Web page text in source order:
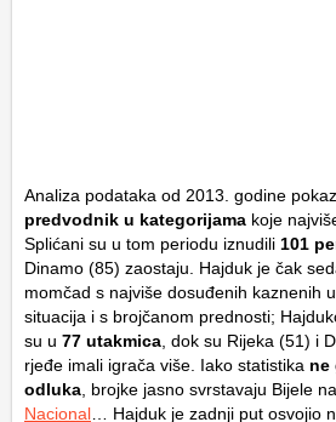
Analiza podataka od 2013. godine
predvodnik u kategorijama koje
Splićani su u tom periodu iznudili 101
Dinamo (85) zaostaju. Hajduk je čak
momčad s najviše dosuđenih kaznenih
situacija i s brojčanom prednosti;
su u 77 utakmica , dok su Rijeka (51) i
rjeđe imali igrača više. Iako statistika ne
odluka , brojke jasno svrstavaju Bijele
Nacional … Hajduk je zadnji put osvojio